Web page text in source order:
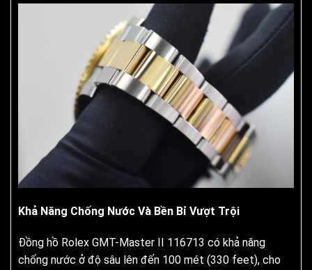
Khả Năng Chống Nước Và Bền Bỉ Vượt Trội
Đồng hồ Rolex GMT-Master II 116713 có khả năng
chống nước ở độ sâu lên đến 100 mét (330 feet), cho